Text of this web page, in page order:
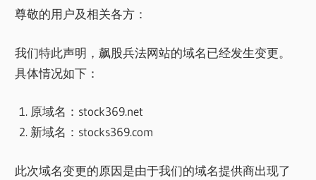
尊敬的用户及相关各方：
我们特此声明，飙股兵法网站的域名已经发生变更。
具体情况如下：
原域名：stock369.net
新域名：stocks369.com
此次域名变更的原因是由于我们的域名提供商出现了